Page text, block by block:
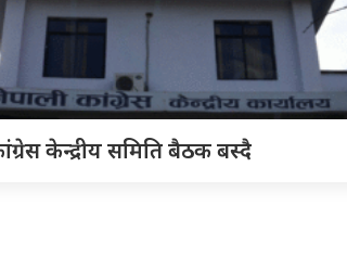
केन्द्रीय समिति बैठक बस्दै